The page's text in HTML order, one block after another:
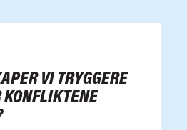
VI TRYGGERE
KONFLIKTENE